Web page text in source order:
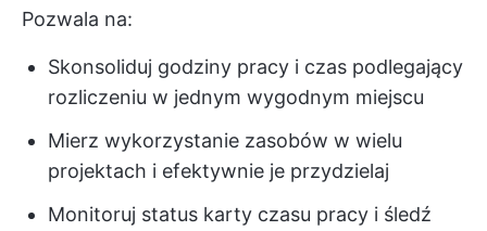
Pozwala na:
Skonsoliduj godziny pracy i czas podlegający
rozliczeniu w jednym wygodnym miejscu
Mierz wykorzystanie zasobów w wielu
projektach i efektywnie je przydzielaj
Monitoruj status karty czasu pracy i śledź